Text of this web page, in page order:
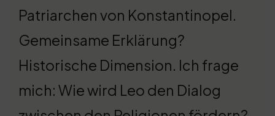
Patriarchen von Konstantinopel.
Gemeinsame Erklärung?
Historische Dimension. Ich frage
mich: Wie wird Leo den Dialog